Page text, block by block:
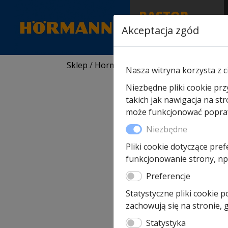
RASTOR
AUTORYZOWANY
PARTNER & SERWIS
Sklep / Hormann części zamienne Do
Akceptacja zgód
Nasza witryna korzysta z
Niezbędne pliki cookie
takich jak nawigacja na
może funkcjonować
Niezbędne
Pliki cookie dotyczące
funkcjonowanie strony,
Preferencje
Statystyczne pliki cookie
zachowują się na stronie,
Statystyka